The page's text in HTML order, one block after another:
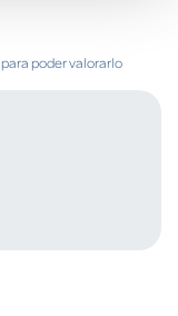
poder valorarlo